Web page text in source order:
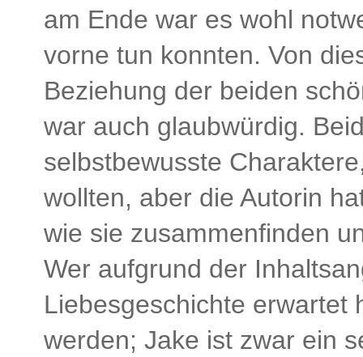
am Ende war es wohl
vorne tun konnten. Von
Beziehung der beiden
war auch glaubwürdig.
selbstbewusste
wollten, aber die Autorin
wie sie zusammenfinden
Wer aufgrund der
Liebesgeschichte erwartet
werden; Jake ist zwar ein